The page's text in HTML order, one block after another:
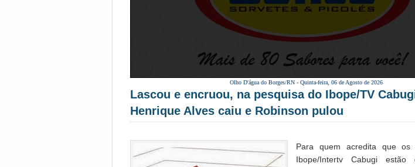
Olho D'água do Borges/RN - Quinta-feira, 06 de Agosto de 2026
Lascou e encruou, na pesquisa do Ibope/TV
Henrique Alves caiu e Robinson pulou
Para quem acredita que os
Ibope/Intertv Cabugi estão